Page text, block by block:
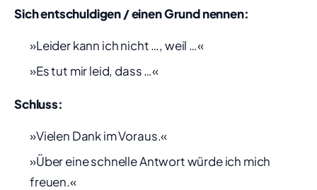
Sich entschuldigen / einen Grund nennen:
»Leider kann ich nicht …, weil …«
»Es tut mir leid, dass …«
Schluss:
»Vielen Dank im Voraus.«
»Über eine schnelle Antwort würde ich mich
freuen.«